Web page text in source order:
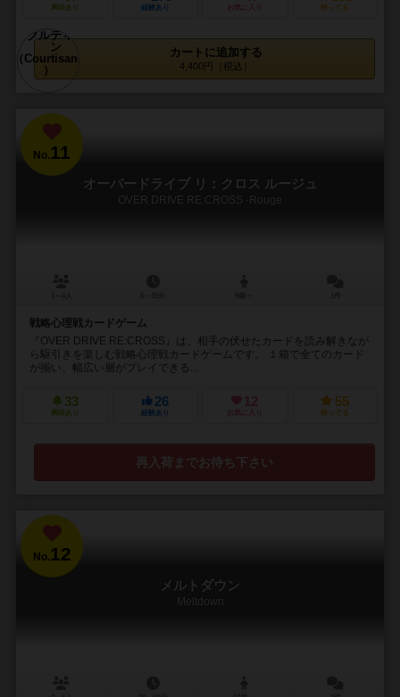
興味あり 経験あり お気に入り 持ってる
カートに追加する
4,400円（税込）
No.11
オーバードライブ リ：クロス ルージュ
OVER DRIVE RE:CROSS -Rouge
戦略心理戦カードゲーム
『OVER DRIVE RE:CROSS』は、相手の伏せたカードを読み解きなが
ら駆引きを楽しむ戦略心理戦カードゲームです。 １箱で全てのカード
が揃い、幅広い層がプレイできる...
33
興味あり
26
経験あり
12
お気に入り
55
持ってる
再入荷までお待ち下さい
No.12
メルトダウン
Meltdown